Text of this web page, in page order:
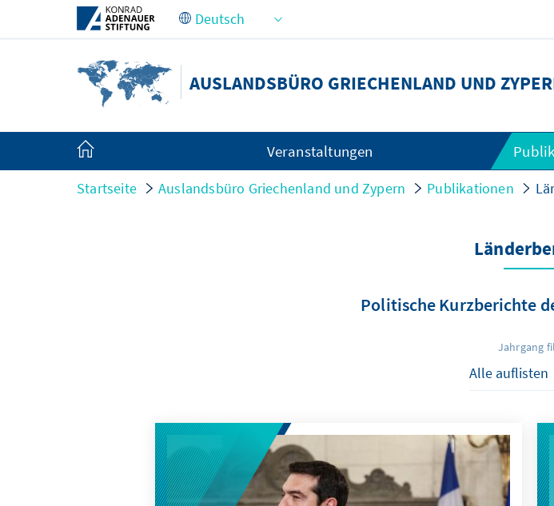
Zum Hauptinhalt springen
AUSLANDSBÜRO GRIECHENLAND UND
Veranstaltungen
Startseite Auslandsbüro Griechenland und Zypern Publikationen
Politische Kurzberichte
Jahrgang